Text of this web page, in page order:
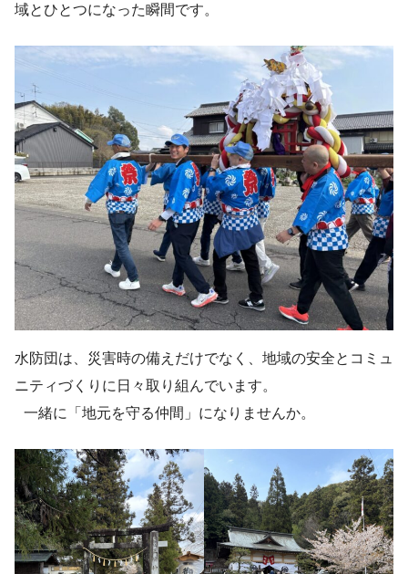
域とひとつになった瞬間です。
水防団は、災害時の備えだけでなく、地域の安全とコミュ
ニティづくりに日々取り組んでいます。
一緒に「地元を守る仲間」になりませんか。